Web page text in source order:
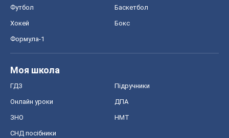
Футбол Баскетбол
Хокей Бокс
Формула-1
Моя школа
ГДЗ Підручники
Онлайн уроки ДПА
ЗНО НМТ
СНД посібники